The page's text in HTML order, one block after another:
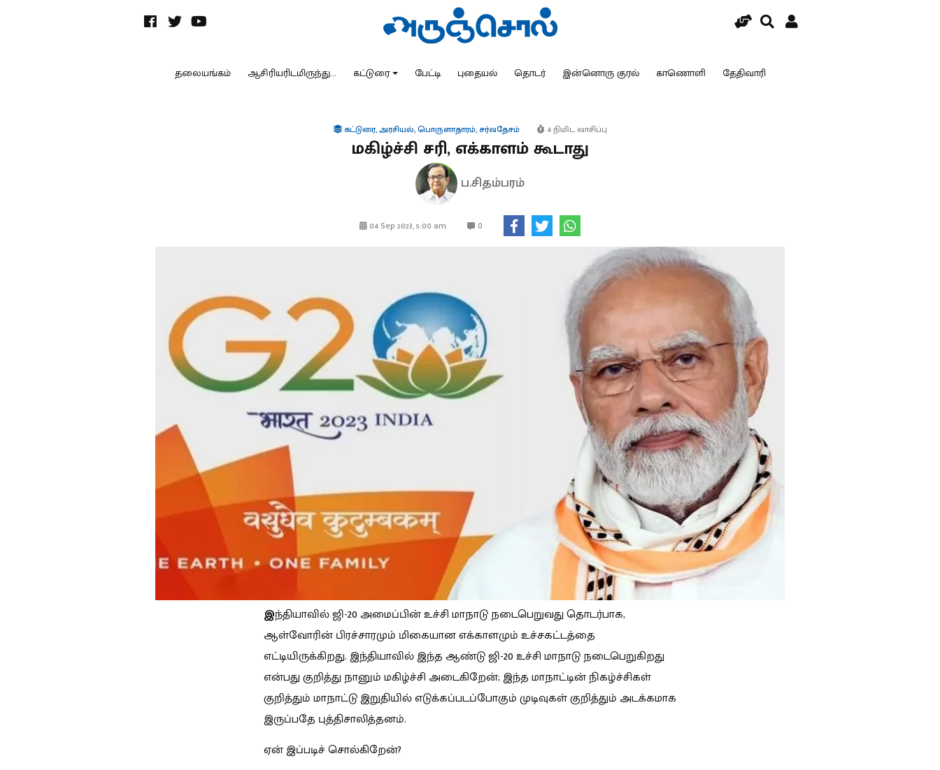
தலையங்கம் ஆசிரியரிடமிருந்து... கட்டுரை பேட்டி புதையல் தொடர் இன்னொரு குரல் காணொளி தேதிவாரி
கட்டுரை,அரசியல்,பொருளாதாரம்,சர்வதேசம் 4 நிமிட வாசிப்பு
மகிழ்ச்சி சரி, எக்காளம் கூடாது
ப.சிதம்பரம்
04 Sep 2023, 5:00 am 0
இந்தியாவில் ஜி-20 அமைப்பின் உச்சி மாநாடு நடைபெறுவது தொடர்பாக,
ஆள்வோரின் பிரச்சாரமும் மிகையான எக்காளமும் உச்சகட்டத்தை
எட்டியிருக்கிறது. இந்தியாவில் இந்த ஆண்டு ஜி-20 உச்சி மாநாடு நடைபெறுகிறது
என்பது குறித்து நானும் மகிழ்ச்சி அடைகிறேன்; இந்த மாநாட்டின் நிகழ்ச்சிகள்
குறித்தும் மாநாட்டு இறுதியில் எடுக்கப்படப்போகும் முடிவுகள் குறித்தும் அடக்கமாக
இருப்பதே புத்திசாலித்தனம்.
ஏன் இப்படிச் சொல்கிறேன்?